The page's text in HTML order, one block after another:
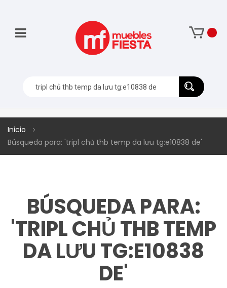
Inicio
Búsqueda para: 'tripl chủ thb temp da lưu tg:e10838 de'
BÚSQUEDA PARA:
'TRIPL CHỦ THB TEMP
DA LƯU TG:E10838
DE'